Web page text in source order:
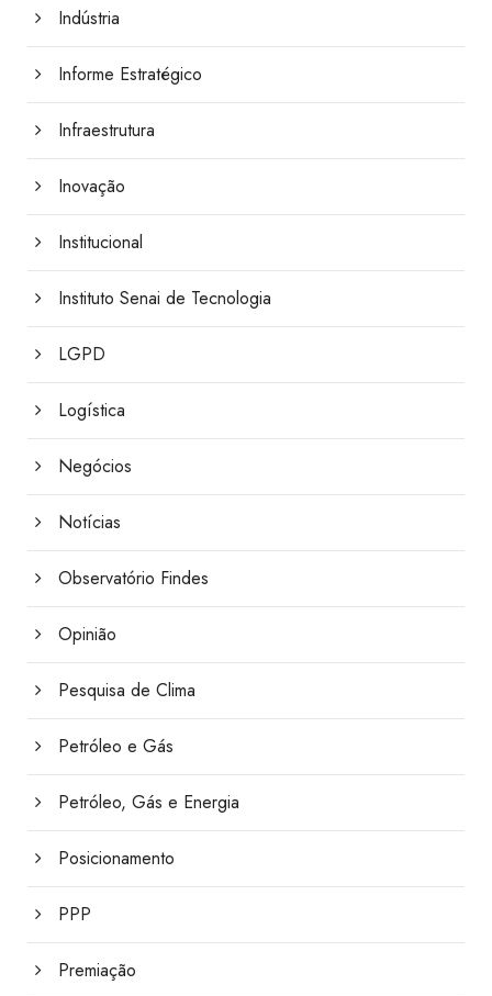
Indústria
Informe Estratégico
Infraestrutura
Inovação
Institucional
Instituto Senai de Tecnologia
LGPD
Logística
Negócios
Notícias
Observatório Findes
Opinião
Pesquisa de Clima
Petróleo e Gás
Petróleo, Gás e Energia
Posicionamento
PPP
Premiação